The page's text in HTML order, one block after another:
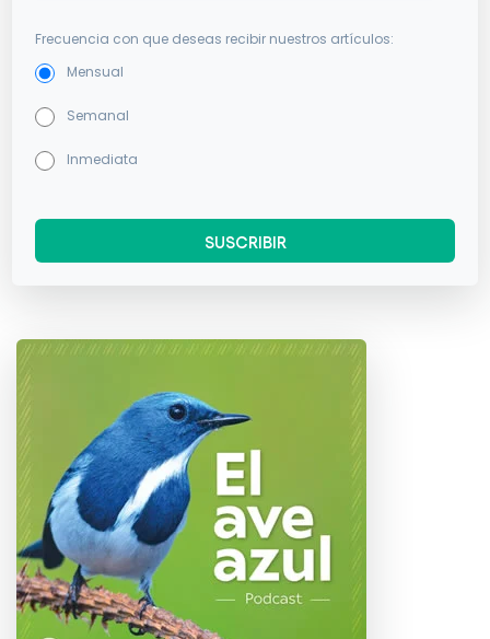
Frecuencia con que deseas recibir nuestros artículos:
Mensual
Semanal
Inmediata